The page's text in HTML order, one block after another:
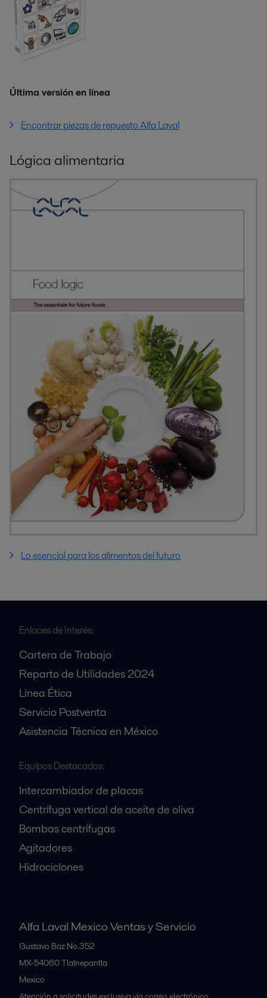
Última versión en línea
Encontrar piezas de repuesto Alfa Laval
Lógica alimentaria
Lo esencial para los alimentos del futuro
Enlaces de Interés:
Cartera de Trabajo
Reparto de Utilidades 2024
Línea Ética
Servicio Postventa
Asistencia Técnica en México
Equipos Destacados:
Intercambiador de placas
Centrífuga vertical de aceite de oliva
Bombas centrífugas
Agitadores
Hidrociclones
Alfa Laval Mexico Ventas y Servicio
Gustavo Baz No.352
MX-54060Tlalnepantla
Mexico